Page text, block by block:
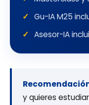
Gu-IA M25
Asesor-IA
y quieres